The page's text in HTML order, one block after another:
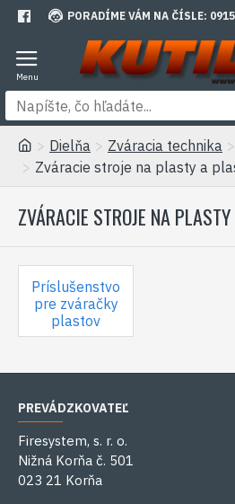
PORADÍME VÁM NA ČÍSLE:
Dielňa Zváracia technika
Zváracie stroje na plasty a
ZVÁRACIE STROJE NA
Príslušenstvo
pre zváračky
plastov
PREVÁDZKOVATEĽ
Firesystem, s. r. o.
Nižná Korňa č. 501
023 21 Korňa